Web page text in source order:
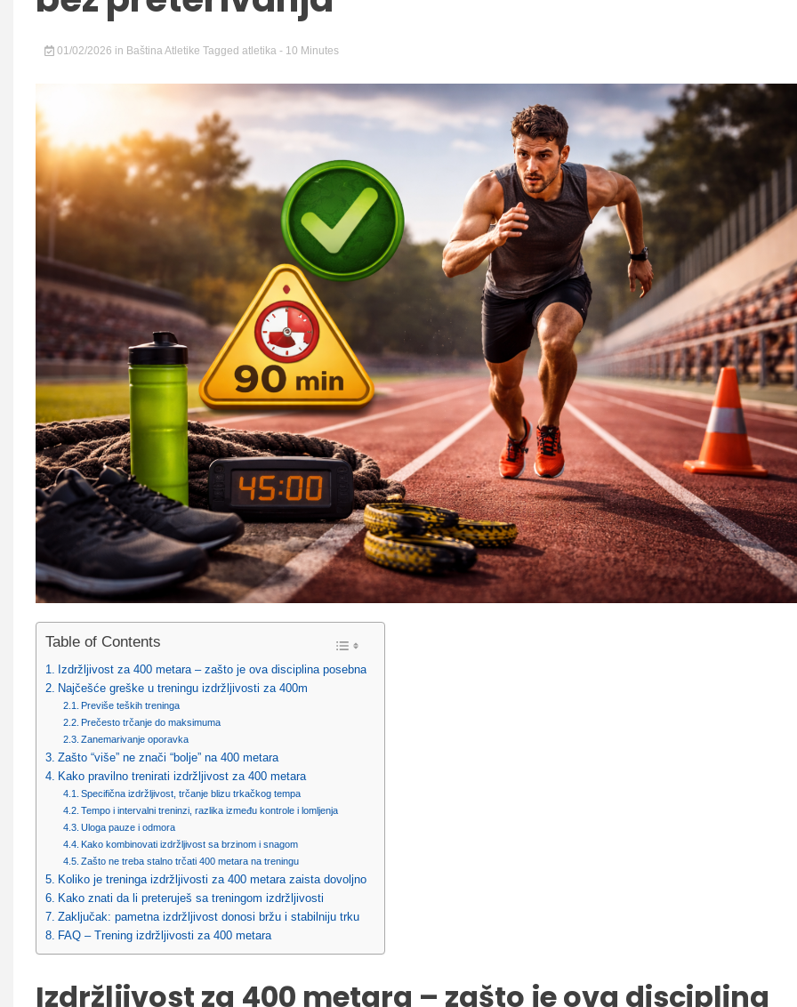
01/02/2026 in Baština Atletike Tagged atletika - 10 Minutes
Table of Contents
Izdržljivost za 400 metara – zašto je ova disciplina posebna
Najčešće greške u treningu izdržljivosti za 400m
Previše teških treninga
Prečesto trčanje do maksimuma
Zanemarivanje oporavka
Zašto “više” ne znači “bolje” na 400 metara
Kako pravilno trenirati izdržljivost za 400 metara
Specifična izdržljivost, trčanje blizu trkačkog tempa
Tempo i intervalni treninzi, razlika između kontrole i lomljenja
Uloga pauze i odmora
Kako kombinovati izdržljivost sa brzinom i snagom
Zašto ne treba stalno trčati 400 metara na treningu
Koliko je treninga izdržljivosti za 400 metara zaista dovoljno
Kako znati da li preteruješ sa treningom izdržljivosti
Zaključak: pametna izdržljivost donosi bržu i stabilniju trku
FAQ – Trening izdržljivosti za 400 metara
Izdržljivost za 400 metara – zašto je ova disciplina